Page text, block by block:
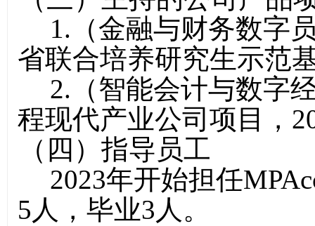
1.（金融与财务数字
省联合培养研究生示范
2. （智能会计与数字
程现代产业公司 项目，
（ 四 ）指导员工
2023年开始担任
5人，毕业3人。